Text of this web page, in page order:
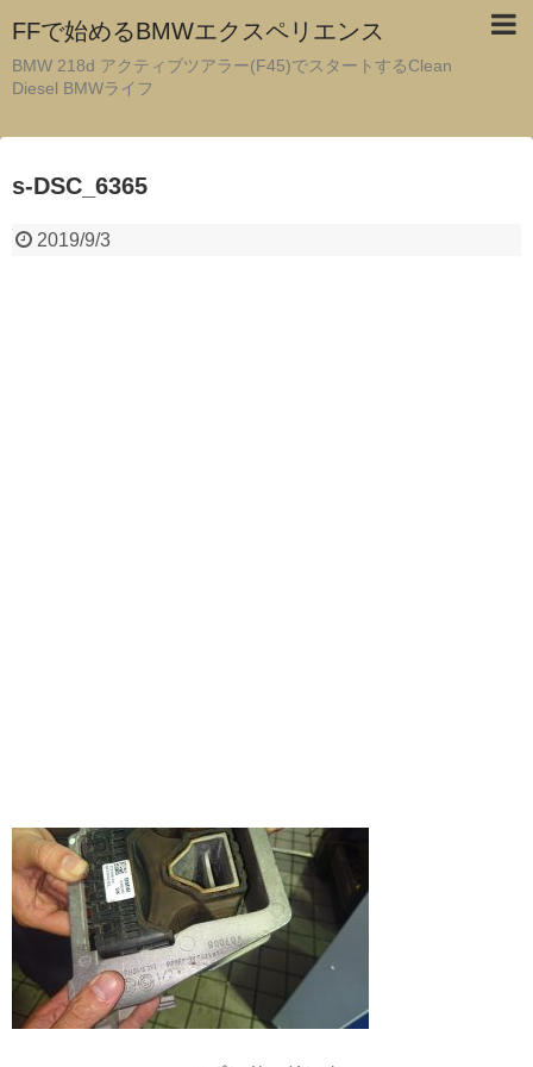
FFで始めるBMWエクスペリエンス
BMW 218d アクティブツアラー(F45)でスタートするClean
Diesel BMWライフ
s-DSC_6365
2019/9/3